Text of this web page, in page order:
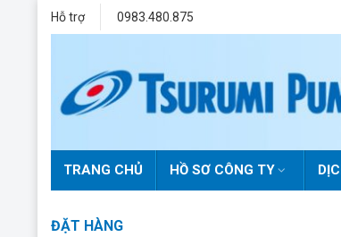
Hỗ trợ 0983.480.875
TRANG CHỦ HỒ SƠ CÔNG TY
ĐẶT HÀNG